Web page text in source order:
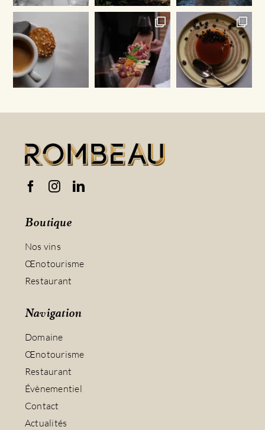
Boutique
Nos vins
Œnotourisme
Restaurant
Navigation
Domaine
Œnotourisme
Restaurant
Évènementiel
Contact
Actualités